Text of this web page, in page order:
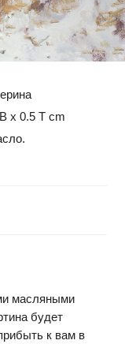
x 0.5 Т cm
масляными
будет
к вам в